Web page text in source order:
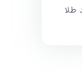
طلا